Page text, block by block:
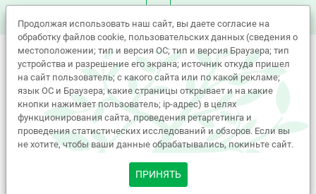
Продолжая использовать наш сайт, вы даете согласие на
обработку файлов cookie, пользовательских данных (сведения о
местоположении; тип и версия ОС; тип и версия Браузера; тип
устройства и разрешение его экрана; источник откуда пришел
на сайт пользователь; с какого сайта или по какой рекламе;
язык ОС и Браузера; какие страницы открывает и на какие
кнопки нажимает пользователь; ip-адрес) в целях
функционирования сайта, проведения ретаргетинга и
проведения статистических исследований и обзоров. Если вы
не хотите, чтобы ваши данные обрабатывались, покиньте сайт.
ПРИНЯТЬ
©Лабиос 2010 - 2026. All Rights Reserved.
Политика принятия персональных данных
Политика обработки Cookie-файлов
Согласие на обработку персональных данных
Вся представленная на сайте информация, касающаяся
характеристик, стоимости товаров, носит исключительно
информационный характер и ни при каких условиях не
является публичной офертой, определяемой положениями
Статьи 437(2) Гражданского кодекса РФ.